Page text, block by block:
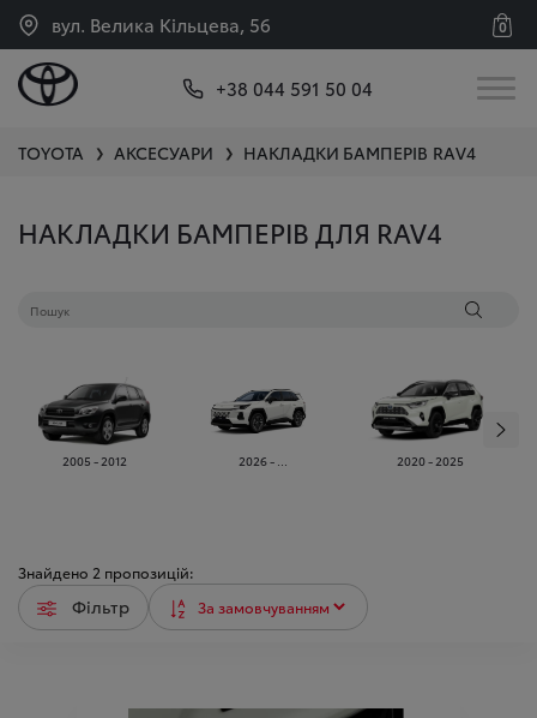
вул. Велика Кільцева, 56 0
+38 044 591 50 04
TOYOTA ❯ АКСЕСУАРИ ❯ НАКЛАДКИ БАМПЕРІВ RAV4
НАКЛАДКИ БАМПЕРІВ ДЛЯ RAV4
2005 - 2012 2026 - ... 2020 - 2025
Знайдено 2 пропозицій:
Фільтр